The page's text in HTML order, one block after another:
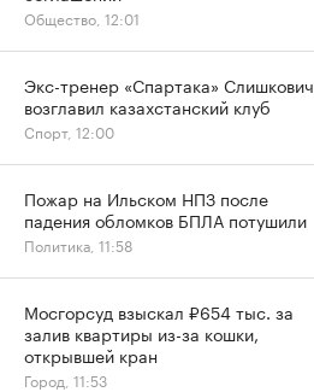
Общество, 12:01
Экс-тренер «Спартака» Слишкович
возглавил казахстанский клуб
Спорт, 12:00
Пожар на Ильском НПЗ после
падения обломков БПЛА потушили
Политика, 11:58
Мосгорсуд взыскал ₽654 тыс. за
залив квартиры из-за кошки,
открывшей кран
Город, 11:53